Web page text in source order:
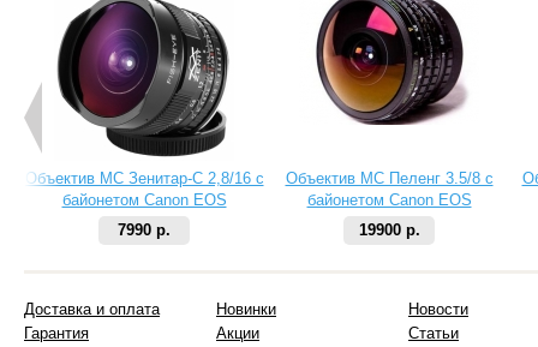
Объектив МС Зенитар-C 2,8/16 с
байонетом Canon EOS
7990 р.
Объектив МС Пеленг 3.5/8 с
байонетом Canon EOS
19900 р.
Доставка и оплата
Гарантия
Новинки
Акции
Новости
Статьи